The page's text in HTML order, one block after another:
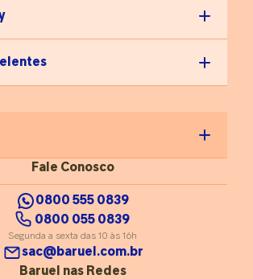
Fale Conosco
0800 555 0839
0800 055 0839
Segunda a sexta das 10 às 16h
sac@baruel.com.br
Baruel nas Redes